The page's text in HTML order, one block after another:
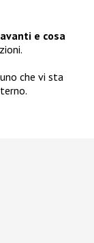
e cosa
che vi sta